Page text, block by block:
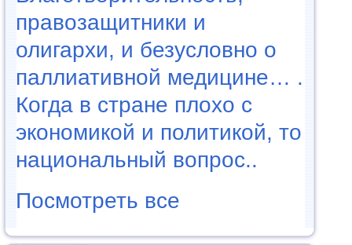
правозащитники и
олигархи, и безусловно о
паллиативной медицине… .
Когда в стране плохо с
экономикой и политикой, то
национальный вопрос..
Посмотреть все